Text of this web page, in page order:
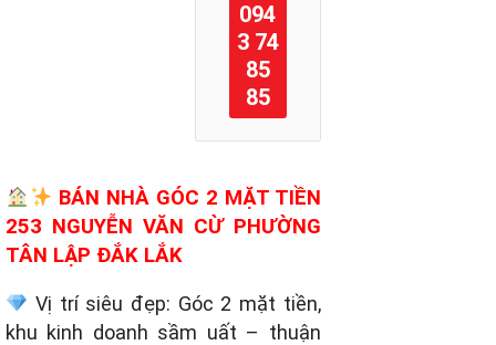
094
3 74
85
85
BÁN NHÀ GÓC 2 MẶT TIỀN
253 NGUYỄN VĂN CỪ PHƯỜNG
TÂN LẬP ĐẮK LẮK
Vị trí siêu đẹp: Góc 2 mặt tiền,
khu kinh doanh sầm uất – thuận